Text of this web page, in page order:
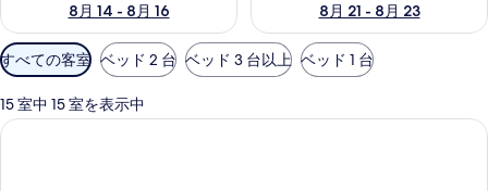
8月 14 - 8月 16
8月 21 - 8月 23
利
用
可
能
すべての客室 ベッド 2 台 ベッド 3 台以上 ベッド 1 台
15 室中 15 室を表示中